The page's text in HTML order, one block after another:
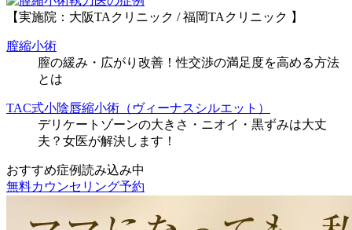
【実施院：大阪TAクリニック / 福岡TAクリニック 】
膣縮小術
膣の緩み・広がり改善！性交渉の満足度を高める方法
とは
TAC式小陰唇縮小術（ヴィーナスシルエット）
デリケートゾーンの大きさ・ニオイ・黒ずみは大丈
夫？女医が解決します！
おすすめ症例読み込み中
無料カウンセリング予約